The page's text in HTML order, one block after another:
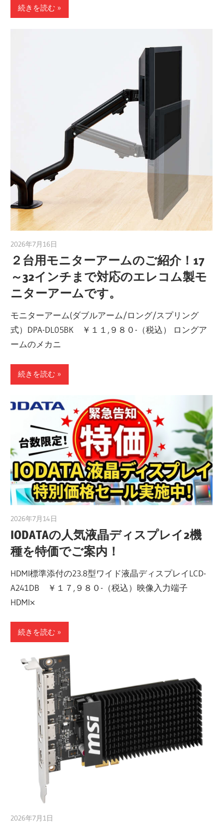
続きを読む
2026年7月16日
２台用モニターアームのご紹介！17
～32インチまで対応のエレコム製モ
ニターアームです。
モニターアーム(ダブルアーム/ロング/スプリング
式）DPA-DL05BK ￥１１,９８０-（税込） ロングア
ームのメカニ
続きを読む
2026年7月14日
IODATAの人気液晶ディスプレイ2機
種を特価でご案内！
HDMI標準添付の23.8型ワイド液晶ディスプレイLCD-
A241DB ￥１７,９８０-（税込）映像入力端子
HDMI×
続きを読む
2026年7月1日